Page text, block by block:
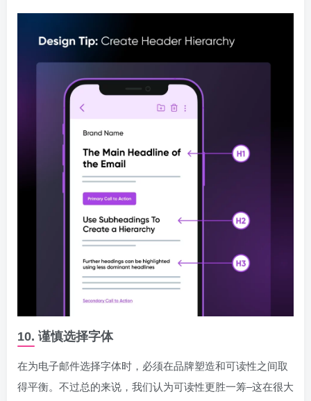
10. 谨慎选择字体
在为电子邮件选择字体时，必须在品牌塑造和可读性之间取
得平衡。不过总的来说，我们认为可读性更胜一筹–这在很大